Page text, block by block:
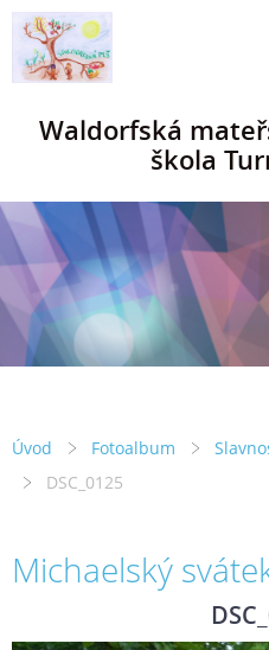
Waldorfská
škola
Úvod Fotoalbum
DSC_0125
Michaelský